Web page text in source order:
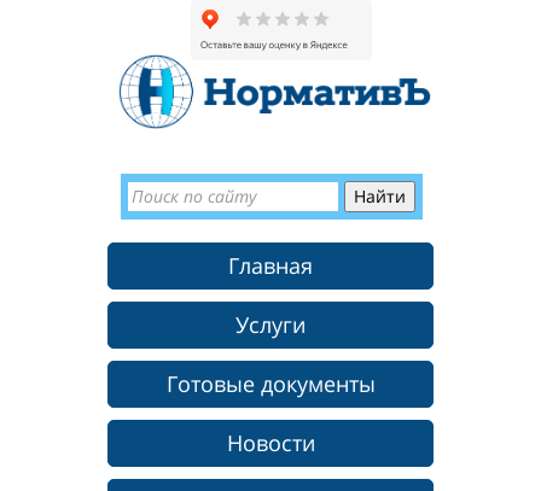
Главная
Услуги
Готовые документы
Новости